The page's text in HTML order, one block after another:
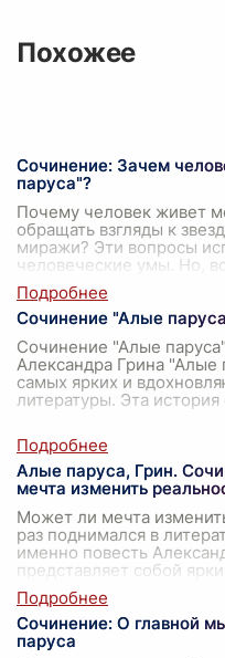
Похожее
Сочинение: Зачем
паруса"?
Почему человек живет
обращать взгляды к
миражи? Эти вопросы
человеческие умы. Но,
Сочинение "Алые
Сочинение "Алые
Александра Грина "Алые
самых ярких и
литературы. Эта
Алые паруса, Грин.
мечта изменить
Может ли мечта
раз поднимался в
именно повесть
представляет собой
Сочинение: О главной
паруса